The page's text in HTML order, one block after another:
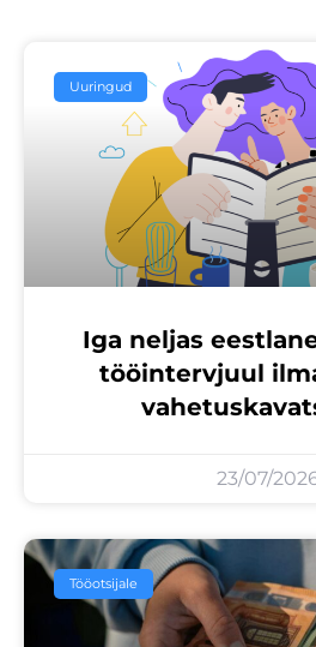
Uuringud
Iga neljas
tööintervjuul
23/07/
Tööotsijale